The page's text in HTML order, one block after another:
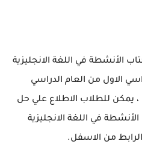
الأنشطة في اللغة الانجليزية
الاول من العام الدراسي
، يمكن للطلاب الاطلاع علي حل
في اللغة الانجليزية
من الاسفل.